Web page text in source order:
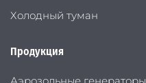
Холодный туман
Продукция